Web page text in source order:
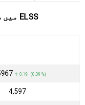
2022 میں سرمایہ کاری کے لیے بہترین ELSS
↑ 0.19 (0.39 %)
₹4,597